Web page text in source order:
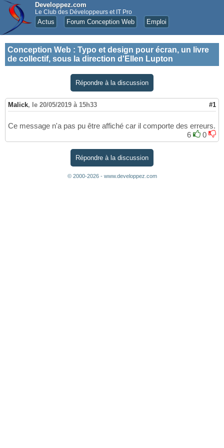
Developpez.com
Le Club des Développeurs et IT Pro
Actus Forum Conception Web Emploi
Conception Web : Typo et design pour écran, un livre
de collectif, sous la direction d'Ellen Lupton
Répondre à la discussion
Malick, le 20/05/2019 à 15h33 #1
Ce message n'a pas pu être affiché car il comporte des erreurs.
6
0
Répondre à la discussion
© 2000-2026 - www.developpez.com